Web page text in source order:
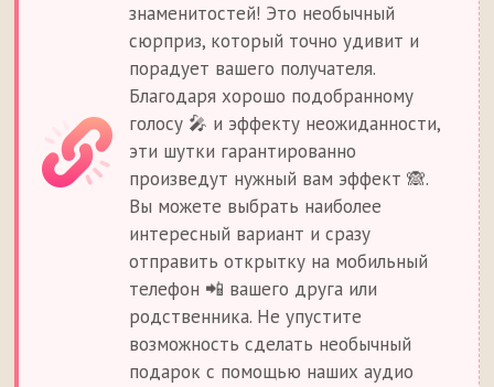
знаменитостей! Это необычный
сюрприз, который точно удивит и
порадует вашего получателя.
Благодаря хорошо подобранному
голосу 🎤 и эффекту неожиданности,
эти шутки гарантированно
произведут нужный вам эффект 🙈.
Вы можете выбрать наиболее
интересный вариант и сразу
отправить открытку на мобильный
телефон 📲 вашего друга или
родственника. Не упустите
возможность сделать необычный
подарок с помощью наших аудио